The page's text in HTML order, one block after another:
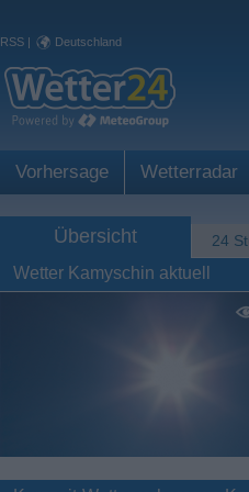
RSS | Deutschland
Vorhersage Wetterradar
Übersicht 24
Wetter Kamyschin aktuell